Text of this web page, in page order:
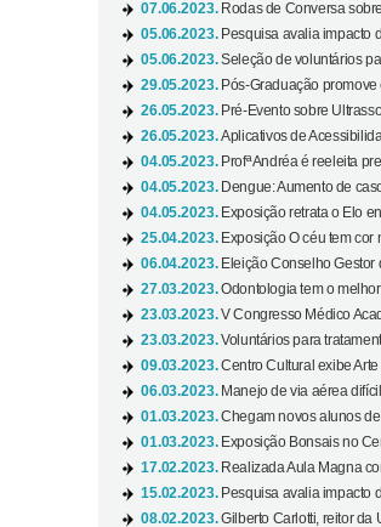
07.06.2023. Rodas de Conversa
05.06.2023. Pesquisa avalia impacto
05.06.2023.Seleção de voluntários
29.05.2023. Pós-Graduação
26.05.2023. Pré-Evento sobre
26.05.2023.Aplicativos de
04.05.2023. Profª Andréa é reeleita
04.05.2023. Dengue: Aumento de
04.05.2023. Exposição retrata o Elo
25.04.2023. Exposição O céu tem cor
06.04.2023. Eleição Conselho Gestor
27.03.2023.Odontologia tem o
23.03.2023.V Congresso Médico
23.03.2023.Voluntários para
09.03.2023.Centro Cultural exibe
06.03.2023. Manejo de via aérea
01.03.2023.Chegam novos alunos
01.03.2023. Exposição Bonsais no
17.02.2023. Realizada Aula Magna
15.02.2023. Pesquisa avalia impacto
08.02.2023.Gilberto Carlotti, reitor da